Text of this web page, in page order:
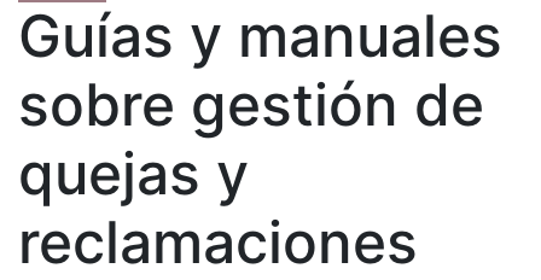
Guías y manuales
sobre gestión de
quejas y
reclamaciones